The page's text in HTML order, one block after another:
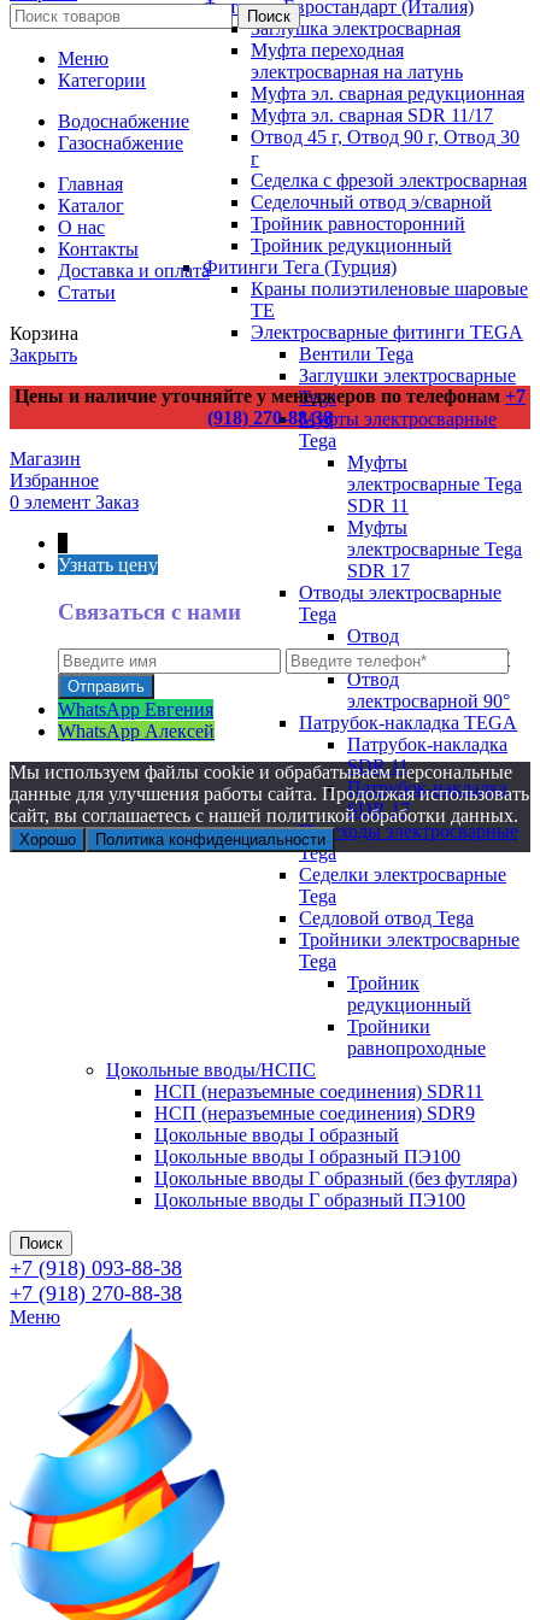
Фитинги Евростандарт (Италия)
Заглушка электросварная
Муфта переходная
электросварная на латунь
Муфта эл. cварная редукционная
Муфта эл. сварная SDR 11/17
Отвод 45 г, Отвод 90 г, Отвод 30
г
Седелка с фрезой электросварная
Седелочный отвод э/сварной
Тройник равносторонний
Тройник редукционный
Фитинги Тега (Турция)
Краны полиэтиленовые шаровые
TE
Электросварные фитинги TEGA
Вентили Tega
Заглушки электросварные
Tega
Муфты электросварные
Tega
Муфты
электросварные Tega
SDR 11
Муфты
электросварные Tega
SDR 17
Отводы электросварные
Tega
Отвод
электросварной 45°
Отвод
электросварной 90°
Патрубок-накладка TEGA
Патрубок-накладка
SDR 11
Патрубок-накладка
SDR 17
Переходы электросварные
Tega
Седелки электросварные
Tega
Седловой отвод Tega
Тройники электросварные
Tega
Тройник
редукционный
Тройники
равнопроходные
Цокольные вводы/НСПС
НСП (неразъемные соединения) SDR11
НСП (неразъемные соединения) SDR9
Цокольные вводы I образный
Цокольные вводы I образный ПЭ100
Цокольные вводы Г образный (без футляра)
Цокольные вводы Г образный ПЭ100
Поиск
+7 (918) 093-88-38
+7 (918) 270-88-38
Меню
Поиск
Меню
Категории
Водоснабжение
Газоснабжение
Главная
Каталог
О нас
Контакты
Доставка и оплата
Статьи
Корзина
Закрыть
Цены и наличие уточняйте у менеджеров по телефонам +7
(918) 270-88-38
Магазин
Избранное
0 элемент Заказ
Узнать цену
Связаться с нами
WhatsApp Евгения
WhatsApp Алексей
Мы используем файлы cookie и обрабатываем персональные
данные для улучшения работы сайта. Продолжая использовать
сайт, вы соглашаетесь с нашей политикой обработки данных.
Хорошо Политика конфиденциальности